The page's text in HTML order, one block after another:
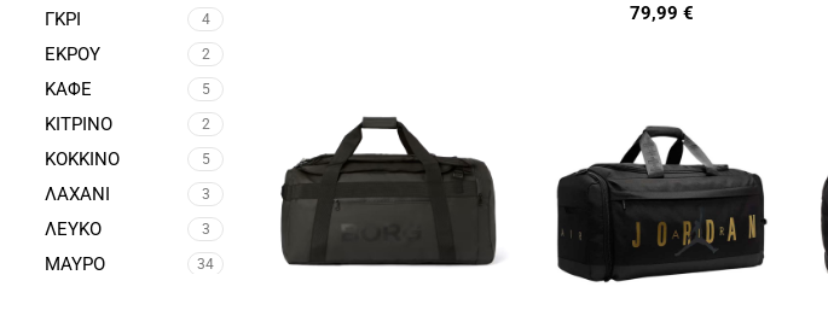
ΓΚΡΙ 4
ΕΚΡΟΥ 2
ΚΑΦΕ 5
ΚΙΤΡΙΝΟ 2
ΚΟΚΚΙΝΟ 5
ΛΑΧΑΝΙ 3
ΛΕΥΚΟ 3
ΜΑΥΡΟ 34
79,99 €